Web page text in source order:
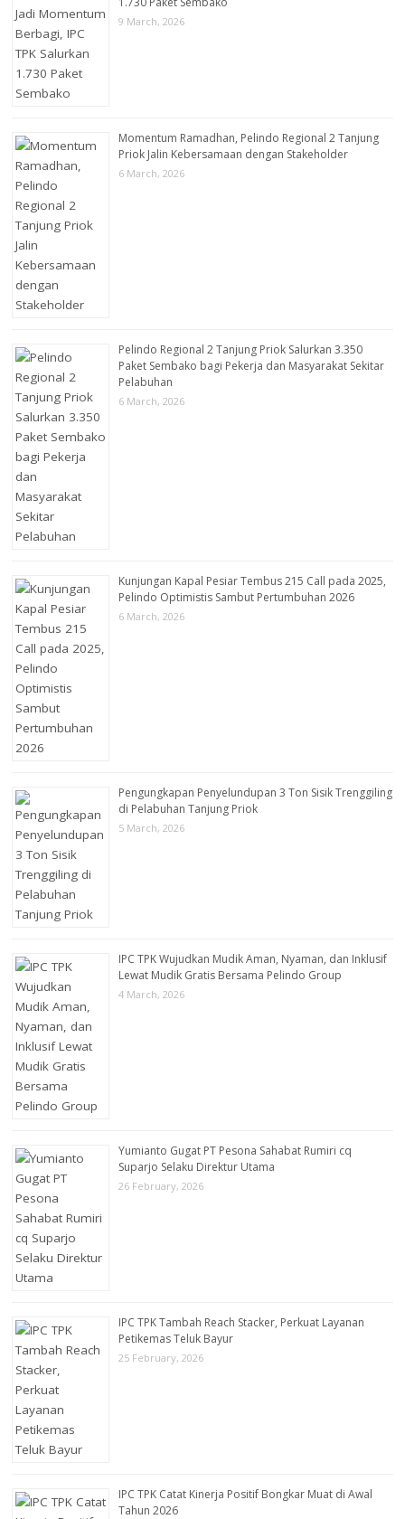
9 March, 2026
Momentum Ramadhan, Pelindo Regional 2 Tanjung
Priok Jalin Kebersamaan dengan Stakeholder
6 March, 2026
Pelindo Regional 2 Tanjung Priok Salurkan 3.350
Paket Sembako bagi Pekerja dan Masyarakat Sekitar
Pelabuhan
6 March, 2026
Kunjungan Kapal Pesiar Tembus 215 Call pada 2025,
Pelindo Optimistis Sambut Pertumbuhan 2026
6 March, 2026
Pengungkapan Penyelundupan 3 Ton Sisik Trenggiling
di Pelabuhan Tanjung Priok
5 March, 2026
IPC TPK Wujudkan Mudik Aman, Nyaman, dan Inklusif
Lewat Mudik Gratis Bersama Pelindo Group
4 March, 2026
Yumianto Gugat PT Pesona Sahabat Rumiri cq
Suparjo Selaku Direktur Utama
26 February, 2026
IPC TPK Tambah Reach Stacker, Perkuat Layanan
Petikemas Teluk Bayur
25 February, 2026
IPC TPK Catat Kinerja Positif Bongkar Muat di Awal
Tahun 2026